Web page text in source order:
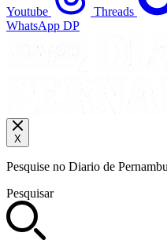
Youtube Threads
WhatsApp DP
X
Pesquise no Diario de
Pesquisar